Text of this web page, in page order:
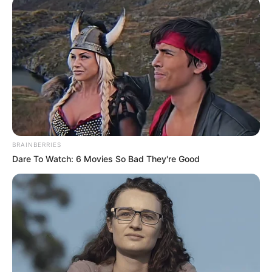
PRONOSTIC QUINTÉ du jour dans la réunion n°1 sur
l’hippodrome du CROISE LAROCHE – GNT 5EME ÉTAPE.
BRAINBERRIES
Dare To Watch: 6 Movies So Bad They're Good